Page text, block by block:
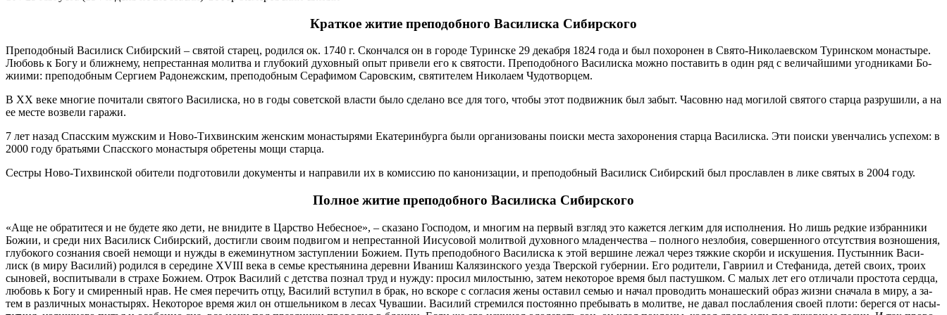
Краткое житие преподобного Василиска Сибирского
Пре­по­доб­ный Ва­си­лиск Си­бир­ский – свя­той ста­рец, родился ок. 1740 г. Скон­чал­ся он в го­ро­де Ту­рин­ске 29 декабря 1824 года и был по­хо­ро­нен в Свя­то-Ни­ко­ла­ев­ском Ту­рин­ском мо­на­сты­ре.
Лю­бовь к Бо­гу и ближ­не­му, непре­стан­ная мо­лит­ва и глу­бо­кий ду­хов­ный опыт при­ве­ли его к свя­то­сти. Пре­по­доб­но­го Ва­си­лис­ка мож­но по­ста­вить в один ряд с ве­ли­чай­ши­ми угод­ни­ка­ми Бо­
жи­и­ми: пре­по­доб­ным Сер­ги­ем Ра­до­неж­ским, пре­по­доб­ным Се­ра­фи­мом Са­ров­ским, свя­ти­те­лем Ни­ко­ла­ем Чу­до­твор­цем.
В ХХ ве­ке мно­гие по­чи­та­ли свя­то­го Ва­си­лис­ка, но в го­ды со­вет­ской вла­сти бы­ло сде­ла­но все для то­го, чтобы этот по­движ­ник был за­быт. Ча­сов­ню над мо­ги­лой свя­то­го стар­ца раз­ру­ши­ли, а на
ее ме­сте воз­ве­ли га­ра­жи.
7 лет на­зад Спас­ским муж­ским и Но­во-Тих­вин­ским жен­ским мо­на­сты­ря­ми Ека­те­рин­бур­га бы­ли ор­га­ни­зо­ва­ны по­ис­ки ме­ста за­хо­ро­не­ния стар­ца Ва­си­лис­ка. Эти по­ис­ки увен­ча­лись успе­хом: в
2000 го­ду бра­тья­ми Спас­ско­го мо­на­сты­ря об­ре­те­ны мо­щи стар­ца.
Сест­ры Но­во-Тих­вин­ской оби­те­ли под­го­то­ви­ли до­ку­мен­ты и на­пра­ви­ли их в ко­мис­сию по ка­но­ни­за­ции, и пре­по­доб­ный Ва­си­лиск Си­бир­ский был про­слав­лен в ли­ке свя­тых в 2004 го­ду.
Полное житие преподобного Василиска Сибирского
«Аще не об­ра­ти­те­ся и не бу­де­те яко де­ти, не вни­ди­те в Цар­ство Небес­ное», – ска­за­но Гос­по­дом, и мно­гим на пер­вый взгляд это ка­жет­ся лег­ким для ис­пол­не­ния. Но лишь ред­кие из­бран­ни­ки
Бо­жии, и сре­ди них Ва­си­лиск Си­бир­ский, до­стиг­ли сво­им по­дви­гом и непре­стан­ной Иису­со­вой мо­лит­вой ду­хов­но­го мла­ден­че­ства – пол­но­го незло­бия, со­вер­шен­но­го от­сут­ствия воз­но­ше­ния,
глу­бо­ко­го со­зна­ния сво­ей немо­щи и нуж­ды в еже­ми­нут­ном за­ступ­ле­нии Бо­жи­ем. Путь пре­по­доб­но­го Ва­си­лис­ка к этой вер­шине ле­жал через тяж­кие скор­би и ис­ку­ше­ния. Пу­стын­ник Ва­си­
лиск (в ми­ру Ва­си­лий) ро­дил­ся в се­ре­дине XVIII ве­ка в се­мье кре­стья­ни­на де­рев­ни Ива­ниш Ка­ля­зин­ско­го уез­да Твер­ской гу­бер­нии. Его ро­ди­те­ли, Гав­ри­ил и Сте­фа­ни­да, де­тей сво­их, тро­их
сы­но­вей, вос­пи­ты­ва­ли в стра­хе Бо­жи­ем. От­рок Ва­си­лий с дет­ства по­знал труд и нуж­ду: про­сил ми­ло­сты­ню, за­тем неко­то­рое вре­мя был пас­туш­ком. С ма­лых лет его от­ли­ча­ли про­сто­та серд­ца,
лю­бовь к Бо­гу и сми­рен­ный нрав. Не смея пе­ре­чить от­цу, Ва­си­лий всту­пил в брак, но вско­ре с со­гла­сия же­ны оста­вил се­мью и на­чал про­во­дить мо­на­ше­ский об­раз жиз­ни сна­ча­ла в ми­ру, а за­
тем в раз­лич­ных мо­на­сты­рях. Неко­то­рое вре­мя жил он от­шель­ни­ком в ле­сах Чу­ва­шии. Ва­си­лий стре­мил­ся по­сто­ян­но пре­бы­вать в мо­лит­ве, не да­вал по­слаб­ле­ния сво­ей пло­ти: бе­рег­ся от на­сы­